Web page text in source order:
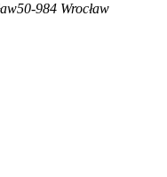
50-984 Wrocław